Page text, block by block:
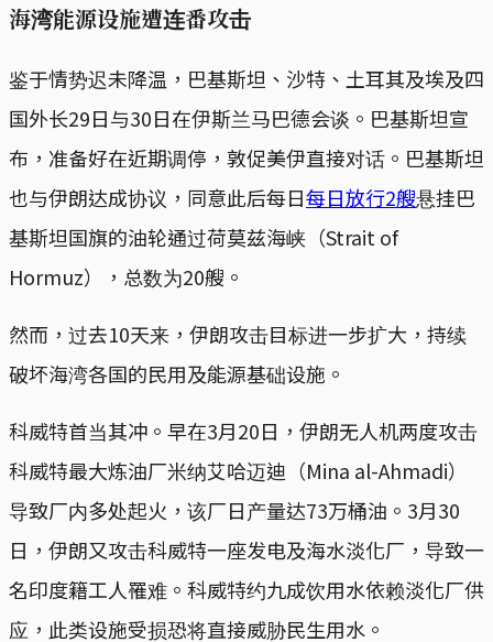
海湾能源设施遭连番攻击
鉴于情势迟未降温，巴基斯坦、沙特、土耳其及埃及四
国外长29日与30日在伊斯兰马巴德会谈。巴基斯坦宣
布，准备好在近期调停，敦促美伊直接对话。巴基斯坦
也与伊朗达成协议，同意此后每日每日放行2艘悬挂巴
基斯坦国旗的油轮通过荷莫兹海峡（Strait of
Hormuz），总数为20艘。
然而，过去10天来，伊朗攻击目标进一步扩大，持续
破坏海湾各国的民用及能源基础设施。
科威特首当其冲。早在3月20日，伊朗无人机两度攻击
科威特最大炼油厂米纳艾哈迈迪（Mina al-Ahmadi）
导致厂内多处起火，该厂日产量达73万桶油。3月30
日，伊朗又攻击科威特一座发电及海水淡化厂，导致一
名印度籍工人罹难。科威特约九成饮用水依赖淡化厂供
应，此类设施受损恐将直接威胁民生用水。